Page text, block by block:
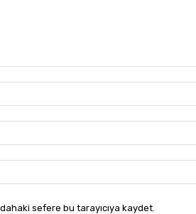
sefere bu tarayıcıya kaydet.